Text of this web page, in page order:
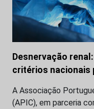
Desnervação
critérios nacionais
A Associação
(APIC), em parceria